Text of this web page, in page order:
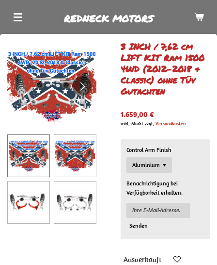
Hauptinhalt
REDNECK MOTORS
3 INCH / 7,62 cm
LIFT KIT Ram 1500
4WD (2012-2018 &
Classic) ohne Tüv
Gutachten
1.659,00 €
inkl. MwSt zzgl. Versandkosten
Control Arm Finish
Benachrichtigung bei
Verfügbarkeit erhalten.
Senden
Ausverkauft